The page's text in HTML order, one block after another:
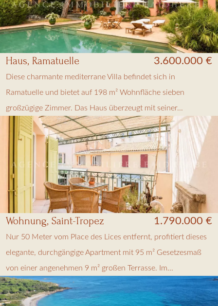
Haus, Ramatuelle 3.600.000 €
Diese charmante mediterrane Villa befindet sich in
Ramatuelle und bietet auf 198 m² Wohnfläche sieben
großzügige Zimmer. Das Haus überzeugt mit seiner...
Wohnung, Saint-Tropez 1.790.000 €
Nur 50 Meter vom Place des Lices entfernt, profitiert dieses
elegante, durchgängige Apartment mit 95 m² Gesetzesmaß
von einer angenehmen 9 m² großen Terrasse. Im...